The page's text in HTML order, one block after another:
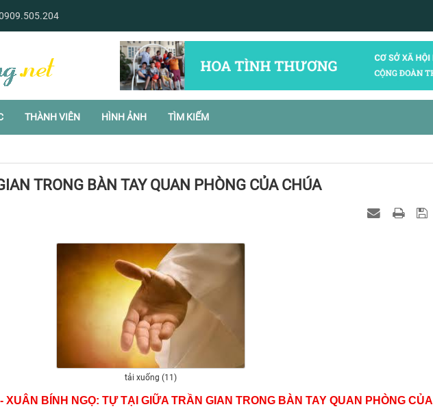
THÀNH VIÊN HÌNH ẢNH TÌM KIẾM
TRONG BÀN TAY QUAN PHÒNG CỦA CHÚA
tải xuống (11)
XUÂN BÍNH NGỌ: TỰ TẠI GIỮA TRẦN GIAN TRONG BÀN TAY QUAN PHÒNG CỦA